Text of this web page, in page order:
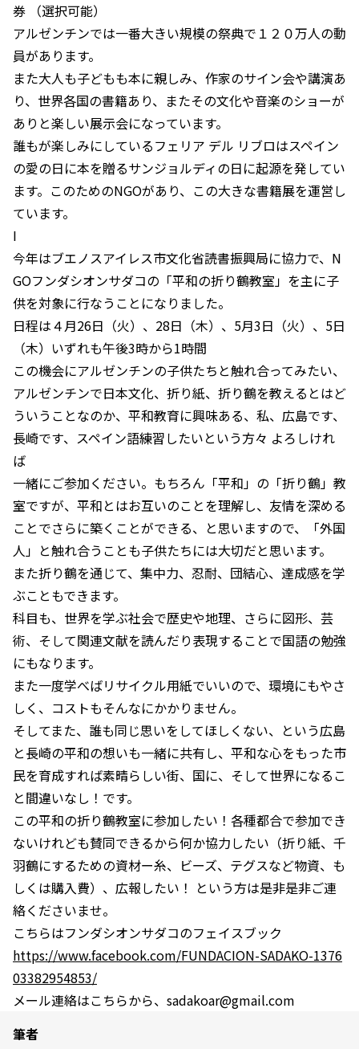
券 （選択可能）
アルゼンチンでは一番大きい規模の祭典で１２０万人の動
員があります。
また大人も子どもも本に親しみ、作家のサイン会や講演あ
り、世界各国の書籍あり、またその文化や音楽のショーが
ありと楽しい展示会になっています。
誰もが楽しみにしているフェリア デル リブロはスペイン
の愛の日に本を贈るサンジョルディの日に起源を発してい
ます。このためのNGOがあり、この大きな書籍展を運営し
ています。
I
今年はブエノスアイレス市文化省読書振興局に協力で、N
GOフンダシオンサダコの「平和の折り鶴教室」を主に子
供を対象に行なうことになりました。
日程は４月26日（火）、28日（木）、5月3日（火）、5日
（木）いずれも午後3時から1時間
この機会にアルゼンチンの子供たちと触れ合ってみたい、
アルゼンチンで日本文化、折り紙、折り鶴を教えるとはど
ういうことなのか、平和教育に興味ある、私、広島です、
長崎です、スペイン語練習したいという方々 よろしけれ
ば
一緒にご参加ください。もちろん「平和」の「折り鶴」教
室ですが、平和とはお互いのことを理解し、友情を深める
ことでさらに築くことができる、と思いますので、「外国
人」と触れ合うことも子供たちには大切だと思います。
また折り鶴を通じて、集中力、忍耐、団結心、達成感を学
ぶこともできます。
科目も、世界を学ぶ社会で歴史や地理、さらに図形、芸
術、そして関連文献を読んだり表現することで国語の勉強
にもなります。
また一度学べばリサイクル用紙でいいので、環境にもやさ
しく、コストもそんなにかかりません。
そしてまた、誰も同じ思いをしてほしくない、という広島
と長崎の平和の想いも一緒に共有し、平和な心をもった市
民を育成すれば素晴らしい街、国に、そして世界になるこ
と間違いなし！です。
この平和の折り鶴教室に参加したい！各種都合で参加でき
ないけれども賛同できるから何か協力したい（折り紙、千
羽鶴にするための資材ー糸、ビーズ、テグスなど物資、も
しくは購入費）、広報したい！ という方は是非是非ご連
絡くださいませ。
こちらはフンダシオンサダコのフェイスブック
https://www.facebook.com/FUNDACION-SADAKO-1376
03382954853/
メール連絡はこちらから、sadakoar@gmail.com
筆者